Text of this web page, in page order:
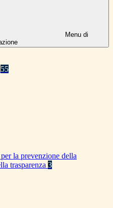
Menu di
55
la prevenzione della
trasparenza 3